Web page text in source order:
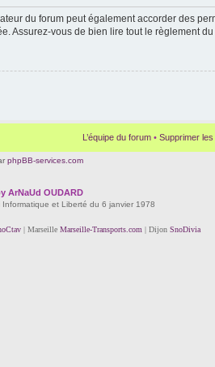
du forum peut également accorder des
Assurez-vous de bien lire tout le règlement du
L’équipe du forum • Supprimer
phpBB-services.com
ArNaUd OUDARD
et Liberté du 6 janvier 1978
| Marseille Marseille-Transports.com | Dijon SnoDivia